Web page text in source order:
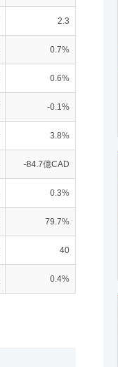
2.3
0.7%
0.6%
-0.1%
3.8%
-84.7億CAD
0.3%
79.7%
40
0.4%